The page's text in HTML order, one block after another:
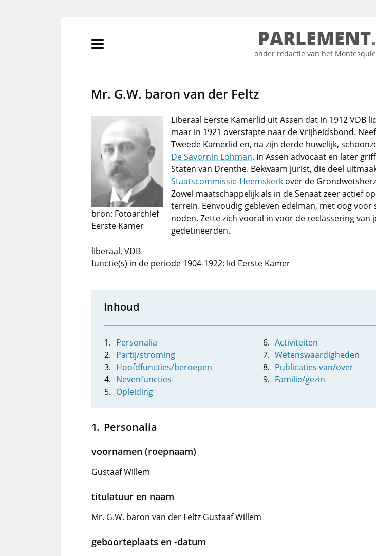
Primair
tonen/verbergen
PARLEMENT
onder redactie van het
Mr. G.W. baron van der Feltz
bron: Fotoarchief
Eerste Kamer
Liberaal Eerste Kamerlid uit Assen dat in 1912 VDB
maar in 1921 overstapte naar de Vrijheidsbond.
Tweede Kamerlid en, na zijn derde huwelijk,
De Savornin Lohman. In Assen advocaat en later
Staten van Drenthe. Bekwaam jurist, die deel
Staatscommissie-Heemskerk over de
Zowel maatschappelijk als in de Senaat zeer actief
terrein. Eenvoudig gebleven edelman, met oog voor
noden. Zette zich vooral in voor de reclassering van
gedetineerden.
liberaal, VDB
functie(s) in de periode 1904-1922: lid Eerste Kamer
Inhoud
Personalia
Partij/stroming
Hoofdfuncties/beroepen
Nevenfuncties
Opleiding
Activiteiten
Wetenswaardigheden
Publicaties van/over
Familie/gezin
Personalia
voornamen (roepnaam)
Gustaaf Willem
titulatuur en naam
Mr. G.W. baron van der Feltz Gustaaf Willem
geboorteplaats en -datum